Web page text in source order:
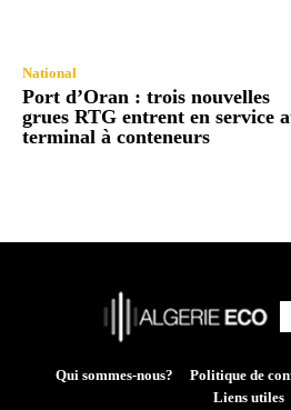
National
Port d’Oran : trois nouvelles
grues RTG entrent en service
terminal à conteneurs
Qui sommes-nous? Politique de
Liens utiles